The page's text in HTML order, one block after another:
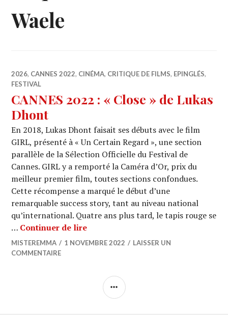
Waele
2026, CANNES 2022, CINÉMA, CRITIQUE DE FILMS, EPINGLÉS,
FESTIVAL
CANNES 2022 : « Close » de Lukas
Dhont
En 2018, Lukas Dhont faisait ses débuts avec le film
GIRL, présenté à « Un Certain Regard », une section
parallèle de la Sélection Officielle du Festival de
Cannes. GIRL y a remporté la Caméra d’Or, prix du
meilleur premier film, toutes sections confondues.
Cette récompense a marqué le début d’une
remarquable success story, tant au niveau national
qu’international. Quatre ans plus tard, le tapis rouge se
… Continuer de lireCANNES 2022 : « Close » de Lukas
MISTEREMMA 1 NOVEMBRE 2022
LAISSER UN
COMMENTAIRE
COLONNE